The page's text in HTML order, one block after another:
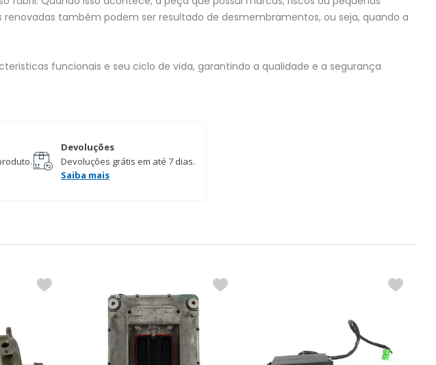
também podem ser resultado de desmembramentos, ou seja, quando a
funcionais e seu ciclo de vida, garantindo a qualidade e a segurança
Devoluções
Devoluções grátis em até 7 dias.
Saiba mais